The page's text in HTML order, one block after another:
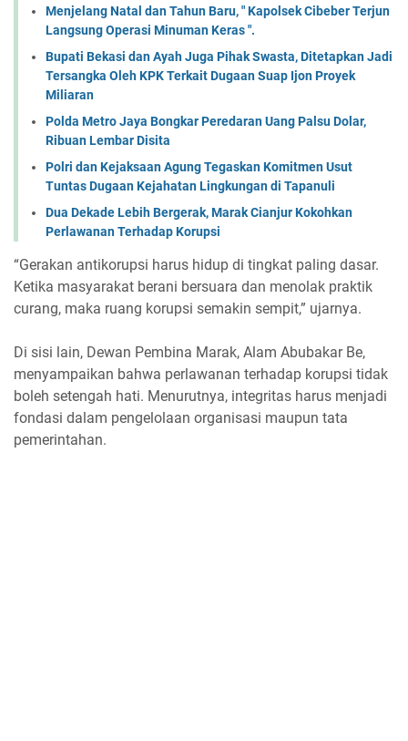
Menjelang Natal dan Tahun Baru, " Kapolsek Cibeber Terjun
Langsung Operasi Minuman Keras ".
Bupati Bekasi dan Ayah Juga Pihak Swasta, Ditetapkan Jadi
Tersangka Oleh KPK Terkait Dugaan Suap Ijon Proyek
Miliaran
Polda Metro Jaya Bongkar Peredaran Uang Palsu Dolar,
Ribuan Lembar Disita
Polri dan Kejaksaan Agung Tegaskan Komitmen Usut
Tuntas Dugaan Kejahatan Lingkungan di Tapanuli
Dua Dekade Lebih Bergerak, Marak Cianjur Kokohkan
Perlawanan Terhadap Korupsi
“Gerakan antikorupsi harus hidup di tingkat paling dasar.
Ketika masyarakat berani bersuara dan menolak praktik
curang, maka ruang korupsi semakin sempit,” ujarnya.
Di sisi lain, Dewan Pembina Marak, Alam Abubakar Be,
menyampaikan bahwa perlawanan terhadap korupsi tidak
boleh setengah hati. Menurutnya, integritas harus menjadi
fondasi dalam pengelolaan organisasi maupun tata
pemerintahan.